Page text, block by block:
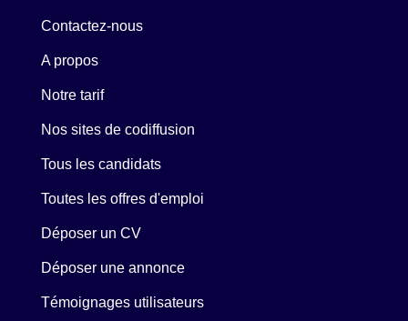
Contactez-nous
A propos
Notre tarif
Nos sites de codiffusion
Tous les candidats
Toutes les offres d'emploi
Déposer un CV
Déposer une annonce
Témoignages utilisateurs